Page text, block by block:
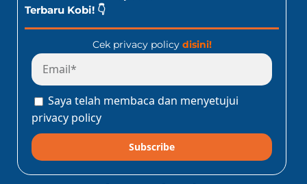
Terbaru Kobi! 👇
Cek privacy policy disini!
Saya telah membaca dan menyetujui
privacy policy
Subscribe